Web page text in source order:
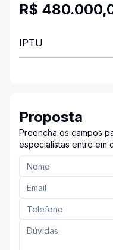
R$
IPTU
Proposta
Preencha os campos
especialistas entre em